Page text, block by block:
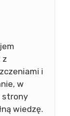
z
i
w
strony
wiedzę.